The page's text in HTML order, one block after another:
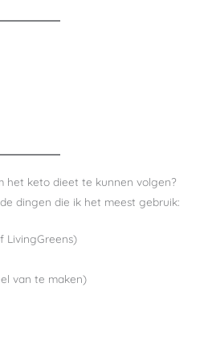
het keto dieet te kunnen volgen?
dingen die ik het meest gebruik:
LivingGreens)
van te maken)